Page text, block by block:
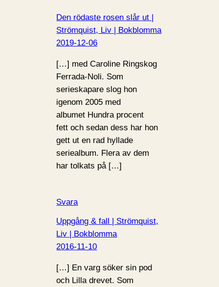
Den rödaste rosen slår ut |
Strömquist, Liv | Bokblomma
2019-12-06
[…] med Caroline Ringskog
Ferrada-Noli. Som
serieskapare slog hon
igenom 2005 med
albumet Hundra procent
fett och sedan dess har hon
gett ut en rad hyllade
seriealbum. Flera av dem
har tolkats på […]
Svara
Uppgång & fall | Strömquist,
Liv | Bokblomma
2016-11-10
[…] En varg söker sin pod
och Lilla drevet. Som